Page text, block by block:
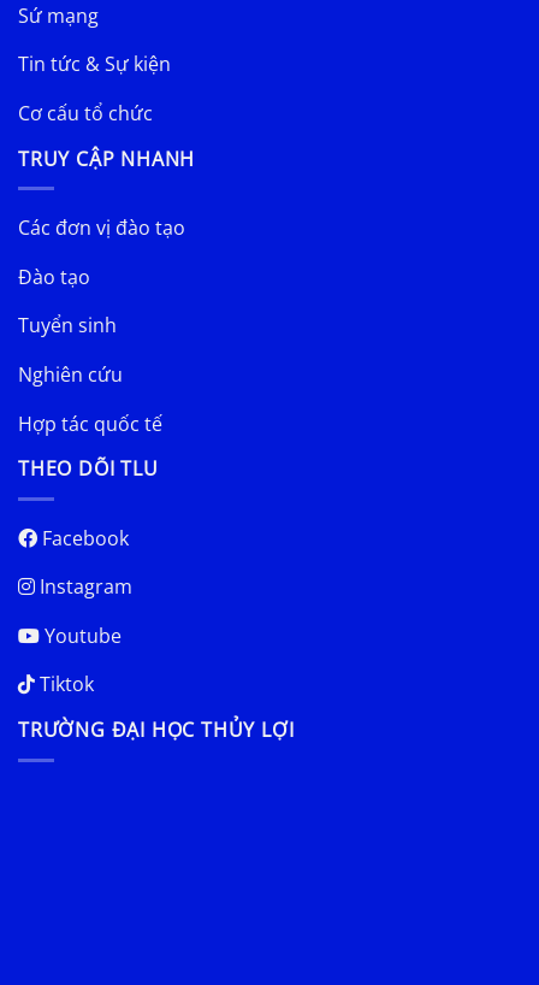
Sứ mạng
Tin tức & Sự kiện
Cơ cấu tổ chức
TRUY CẬP NHANH
Các đơn vị đào tạo
Đào tạo
Tuyển sinh
Nghiên cứu
Hợp tác quốc tế
THEO DÕI TLU
Facebook
Instagram
Youtube
Tiktok
TRƯỜNG ĐẠI HỌC THỦY LỢI